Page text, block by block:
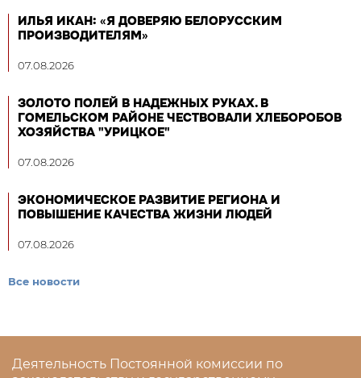
ИЛЬЯ ИКАН: «Я ДОВЕРЯЮ БЕЛОРУССКИМ
ПРОИЗВОДИТЕЛЯМ»
07.08.2026
ЗОЛОТО ПОЛЕЙ В НАДЕЖНЫХ РУКАХ. В
ГОМЕЛЬСКОМ РАЙОНЕ ЧЕСТВОВАЛИ ХЛЕБОРОБОВ
ХОЗЯЙСТВА "УРИЦКОЕ"
07.08.2026
ЭКОНОМИЧЕСКОЕ РАЗВИТИЕ РЕГИОНА И
ПОВЫШЕНИЕ КАЧЕСТВА ЖИЗНИ ЛЮДЕЙ
07.08.2026
Все новости
Деятельность Постоянной комиссии по